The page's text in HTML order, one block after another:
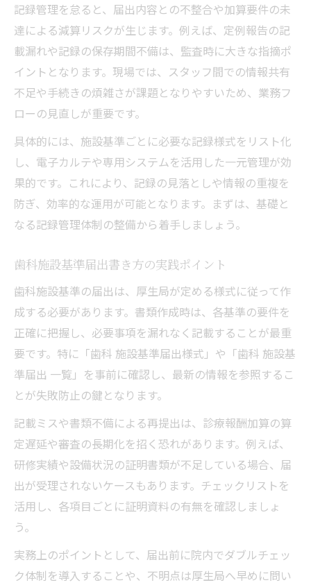
記録管理を怠ると、届出内容との不整合や加算要件の未
達による減算リスクが生じます。例えば、定例報告の記
載漏れや記録の保存期間不備は、監査時に大きな指摘ポ
イントとなります。現場では、スタッフ間での情報共有
不足や手続きの煩雑さが課題となりやすいため、業務フ
ローの見直しが重要です。
具体的には、施設基準ごとに必要な記録様式をリスト化
し、電子カルテや専用システムを活用した一元管理が効
果的です。これにより、記録の見落としや情報の重複を
防ぎ、効率的な運用が可能となります。まずは、基礎と
なる記録管理体制の整備から着手しましょう。
歯科施設基準届出書き方の実践ポイント
歯科施設基準の届出は、厚生局が定める様式に従って作
成する必要があります。書類作成時は、各基準の要件を
正確に把握し、必要事項を漏れなく記載することが最重
要です。特に「歯科 施設基準届出様式」や「歯科 施設基
準届出 一覧」を事前に確認し、最新の情報を参照するこ
とが失敗防止の鍵となります。
記載ミスや書類不備による再提出は、診療報酬加算の算
定遅延や審査の長期化を招く恐れがあります。例えば、
研修実績や設備状況の証明書類が不足している場合、届
出が受理されないケースもあります。チェックリストを
活用し、各項目ごとに証明資料の有無を確認しましょ
う。
実務上のポイントとして、届出前に院内でダブルチェッ
ク体制を導入することや、不明点は厚生局へ早めに問い